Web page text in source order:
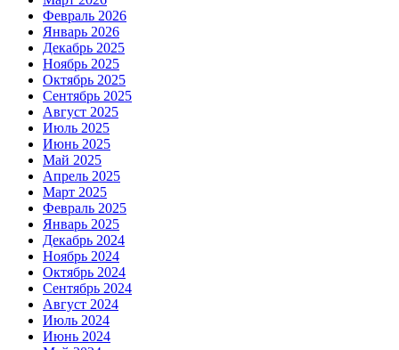
Февраль 2026
Январь 2026
Декабрь 2025
Ноябрь 2025
Октябрь 2025
Сентябрь 2025
Август 2025
Июль 2025
Июнь 2025
Май 2025
Апрель 2025
Март 2025
Февраль 2025
Январь 2025
Декабрь 2024
Ноябрь 2024
Октябрь 2024
Сентябрь 2024
Август 2024
Июль 2024
Июнь 2024